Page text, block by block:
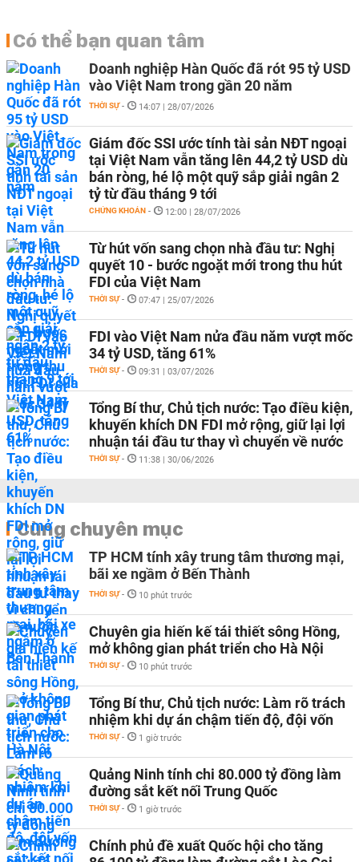
Có thể bạn quan tâm
Doanh nghiệp Hàn Quốc đã rót 95 tỷ USD
vào Việt Nam trong gần 20 năm
THỜI SỰ - 14:07 | 28/07/2026
Giám đốc SSI ước tính tài sản NĐT ngoại
tại Việt Nam vẫn tăng lên 44,2 tỷ USD dù
bán ròng, hé lộ một quỹ sắp giải ngân 2
tỷ từ đầu tháng 9 tới
CHỨNG KHOÁN - 12:00 | 28/07/2026
Từ hút vốn sang chọn nhà đầu tư: Nghị
quyết 10 - bước ngoặt mới trong thu hút
FDI của Việt Nam
THỜI SỰ - 07:47 | 25/07/2026
FDI vào Việt Nam nửa đầu năm vượt mốc
34 tỷ USD, tăng 61%
THỜI SỰ - 09:31 | 03/07/2026
Tổng Bí thư, Chủ tịch nước: Tạo điều kiện,
khuyến khích DN FDI mở rộng, giữ lại lợi
nhuận tái đầu tư thay vì chuyển về nước
THỜI SỰ - 11:38 | 30/06/2026
Cùng chuyên mục
TP HCM tính xây trung tâm thương mại,
bãi xe ngầm ở Bến Thành
THỜI SỰ - 10 phút trước
Chuyên gia hiến kế tái thiết sông Hồng,
mở không gian phát triển cho Hà Nội
THỜI SỰ - 10 phút trước
Tổng Bí thư, Chủ tịch nước: Làm rõ trách
nhiệm khi dự án chậm tiến độ, đội vốn
THỜI SỰ - 1 giờ trước
Quảng Ninh tính chi 80.000 tỷ đồng làm
đường sắt kết nối Trung Quốc
THỜI SỰ - 1 giờ trước
Chính phủ đề xuất Quốc hội cho tăng